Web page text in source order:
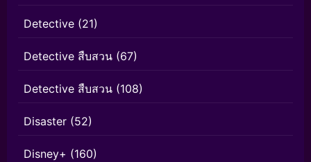
Detective (21)
Detective สืบสวน (67)
Detective สืบสวน (108)
Disaster (52)
Disney+ (160)